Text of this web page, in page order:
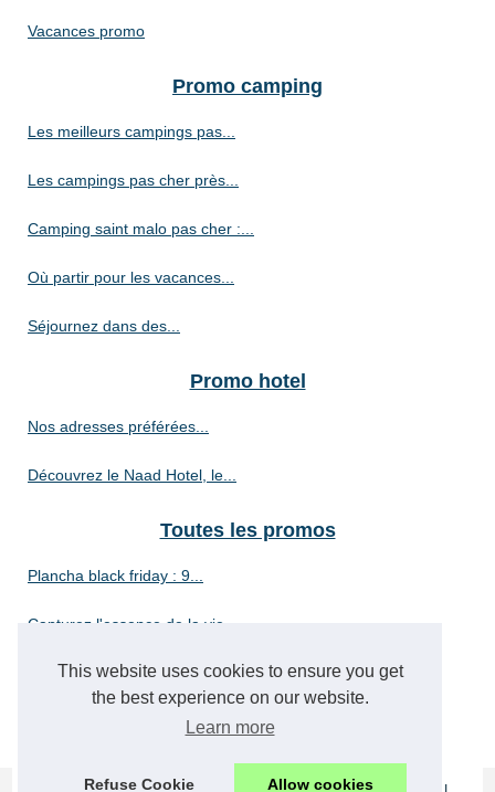
This website uses cookies to ensure you get
the best experience on our website.
Learn more
Refuse Cookie Allow cookies
Vacances promo
Promo camping
Les meilleurs campings pas...
Les campings pas cher près...
Camping saint malo pas cher :...
Où partir pour les vacances...
Séjournez dans des...
Promo hotel
Nos adresses préférées...
Découvrez le Naad Hotel, le...
Toutes les promos
Plancha black friday : 9...
Capturez l'essence de la vie...
Où peut-on trouver des...
Promo sur la location de box